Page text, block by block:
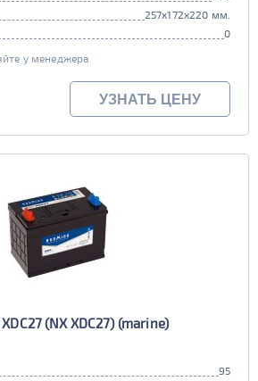
257x172x220 мм.
0
у менеджера
УЗНАТЬ ЦЕНУ
(NX XDC27) (marine)
95